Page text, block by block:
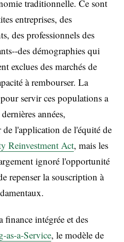
traditionnelle. Ce sont
entreprises, des
des professionnels des
des démographies qui
exclues des marchés de
à rembourser. La
servir ces populations a
années,
l'application de l'équité de
Reinvestment Act, mais les
ignoré l'opportunité
repenser la souscription à
finance intégrée et des
as-a-Service, le modèle de